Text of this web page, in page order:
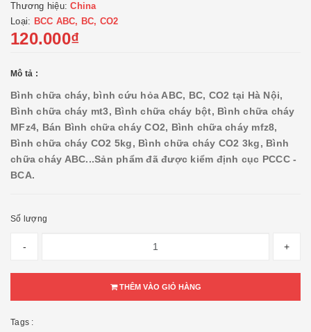
Thương hiệu:China
Loại: BCC ABC, BC, CO2
120.000₫
Mô tả :
Bình chữa cháy, bình cứu hỏa ABC, BC, CO2 tại Hà Nội,
Bình chữa cháy mt3, Bình chữa cháy bột, Bình chữa cháy
MFz4, Bán Bình chữa cháy CO2, Bình chữa cháy mfz8,
Bình chữa cháy CO2 5kg, Bình chữa cháy CO2 3kg, Bình
chữa cháy ABC...Sản phẩm đã được kiểm định cục PCCC -
BCA.
Số lượng
- +
THÊM VÀO GIỎ HÀNG
Tags :